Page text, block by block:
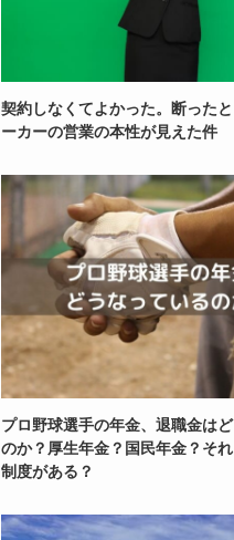
契約しなくてよかった。断った
ーカーの営業の本性が見えた件
プロ野球選手の年金、退職金は
のか？厚生年金？国民年金？そ
制度がある？